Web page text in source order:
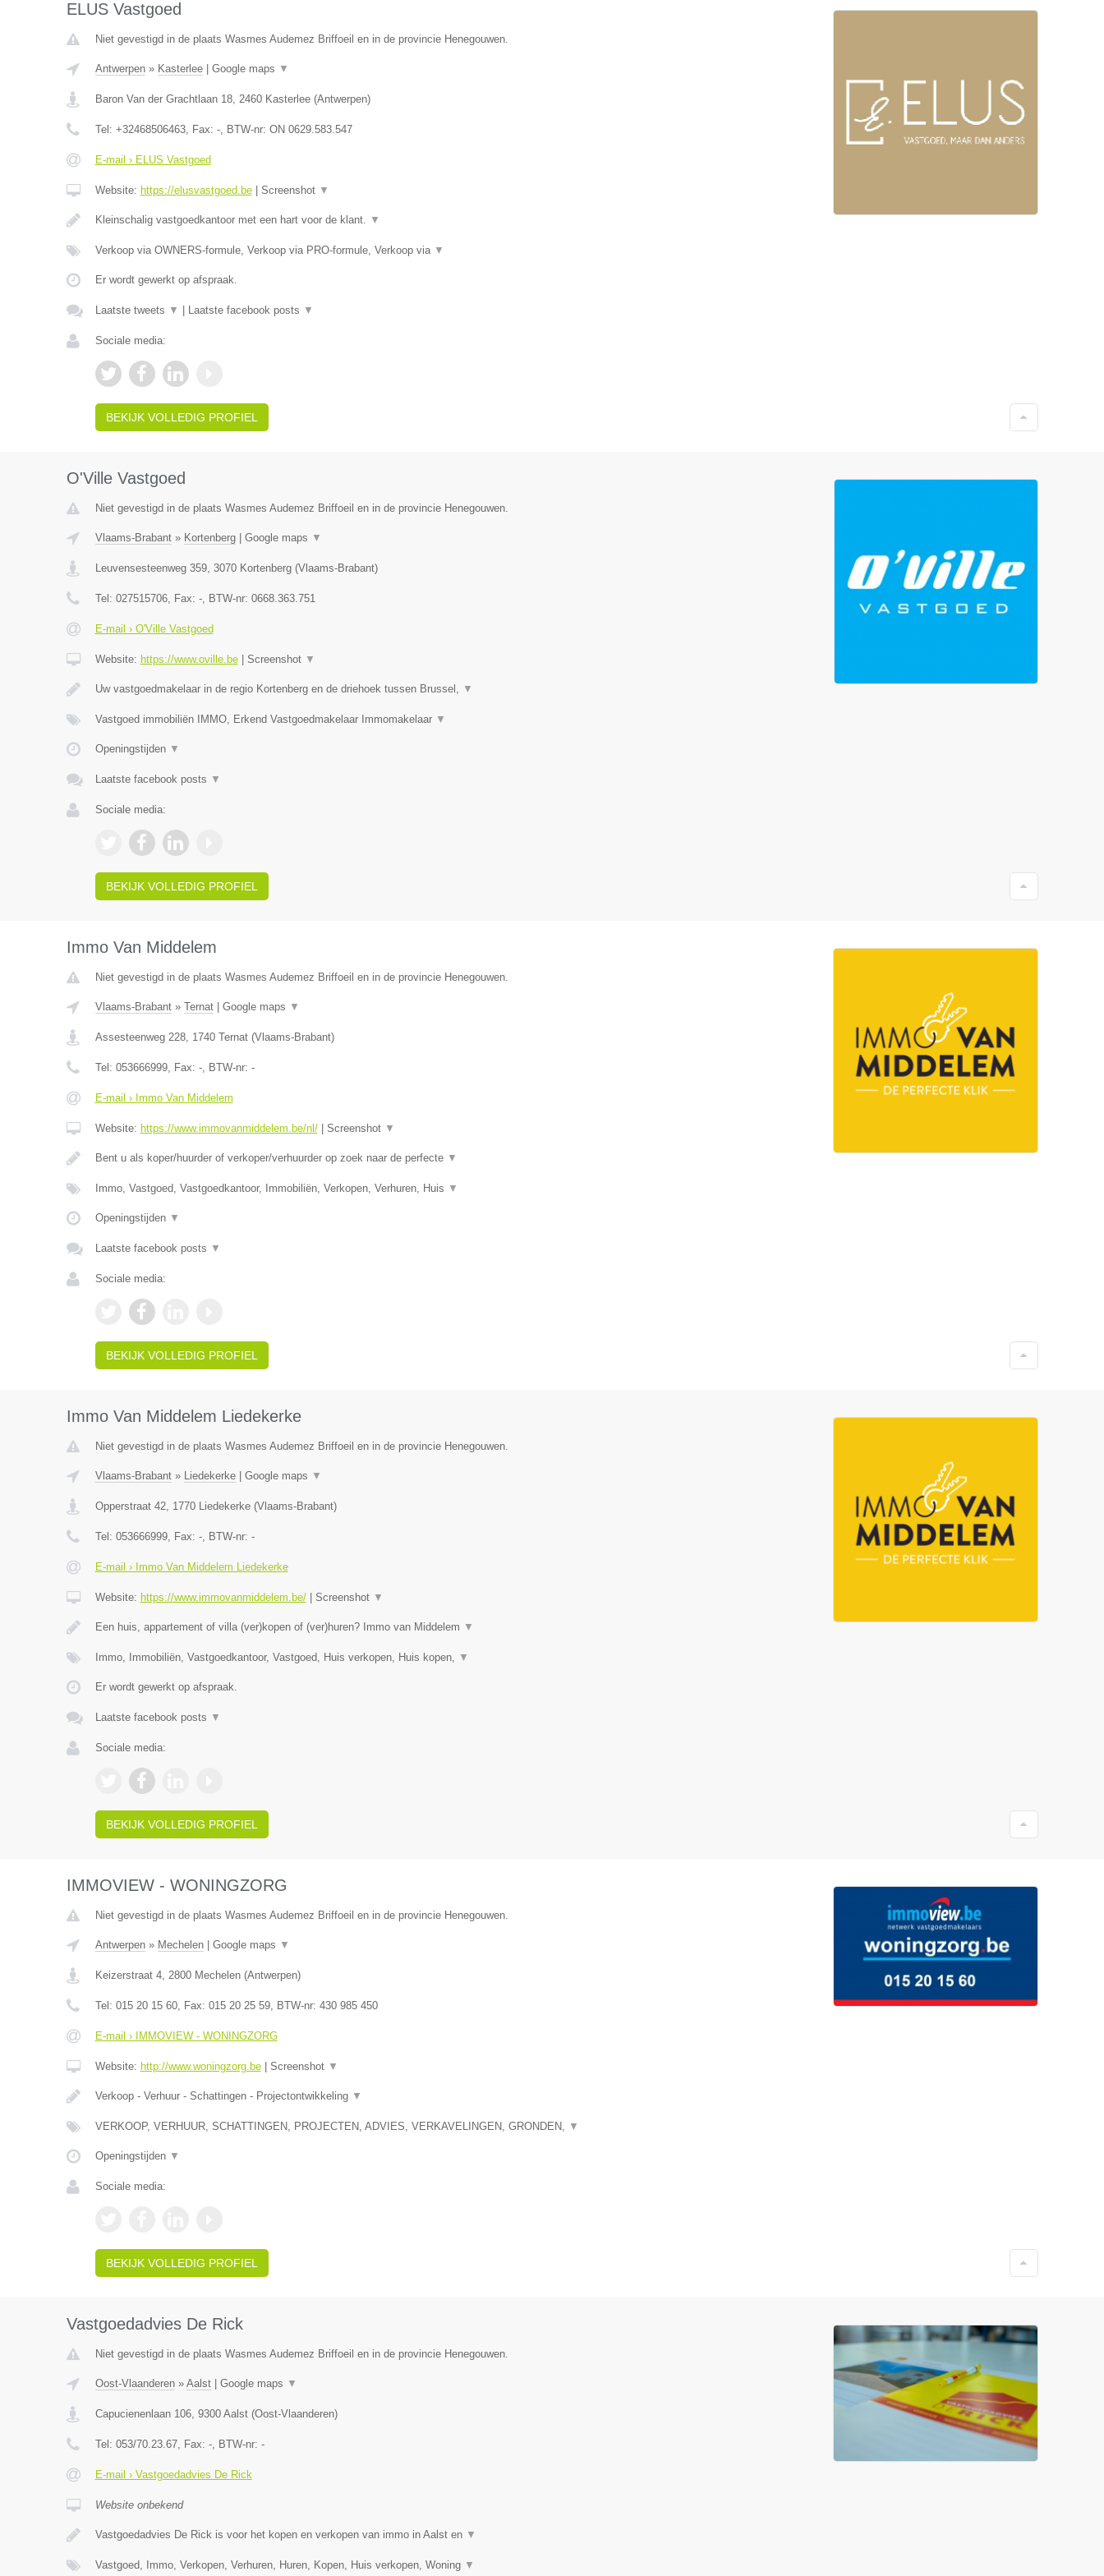
ELUS Vastgoed
Niet gevestigd in de plaats Wasmes Audemez Briffoeil en in de provincie Henegouwen.
Antwerpen» Kasterlee| Google maps ▼
Baron Van der Grachtlaan 18, 2460 Kasterlee(Antwerpen)
Tel: +32468506463, Fax: -, BTW-nr: ON 0629.583.547
E-mail › ELUS Vastgoed
Website: https://elusvastgoed.be| Screenshot ▼
Kleinschalig vastgoedkantoor met een hart voor de klant. ▼
Verkoop via OWNERS-formule, Verkoop via PRO-formule, Verkoop via ▼
Er wordt gewerkt op afspraak.
Laatste tweets ▼ Laatste facebook posts ▼
Sociale media:
BEKIJK VOLLEDIG PROFIEL
O'Ville Vastgoed
Niet gevestigd in de plaats Wasmes Audemez Briffoeil en in de provincie Henegouwen.
Vlaams-Brabant» Kortenberg| Google maps ▼
Leuvensesteenweg 359, 3070 Kortenberg(Vlaams-Brabant)
Tel: 027515706, Fax: -, BTW-nr: 0668.363.751
E-mail › O'Ville Vastgoed
Website: https://www.oville.be| Screenshot ▼
Uw vastgoedmakelaar in de regio Kortenberg en de driehoek tussen Brussel, ▼
Vastgoed immobiliën IMMO, Erkend Vastgoedmakelaar Immomakelaar ▼
Openingstijden ▼
Laatste facebook posts ▼
Sociale media:
BEKIJK VOLLEDIG PROFIEL
Immo Van Middelem
Niet gevestigd in de plaats Wasmes Audemez Briffoeil en in de provincie Henegouwen.
Vlaams-Brabant» Ternat| Google maps ▼
Assesteenweg 228, 1740 Ternat(Vlaams-Brabant)
Tel: 053666999, Fax: -, BTW-nr: -
E-mail › Immo Van Middelem
Website: https://www.immovanmiddelem.be/nl/| Screenshot ▼
Bent u als koper/huurder of verkoper/verhuurder op zoek naar de perfecte ▼
Immo, Vastgoed, Vastgoedkantoor, Immobiliën, Verkopen, Verhuren, Huis ▼
Openingstijden ▼
Laatste facebook posts ▼
Sociale media:
BEKIJK VOLLEDIG PROFIEL
Immo Van Middelem Liedekerke
Niet gevestigd in de plaats Wasmes Audemez Briffoeil en in de provincie Henegouwen.
Vlaams-Brabant» Liedekerke| Google maps ▼
Opperstraat 42, 1770 Liedekerke(Vlaams-Brabant)
Tel: 053666999, Fax: -, BTW-nr: -
E-mail › Immo Van Middelem Liedekerke
Website: https://www.immovanmiddelem.be/| Screenshot ▼
Een huis, appartement of villa (ver)kopen of (ver)huren? Immo van Middelem ▼
Immo, Immobiliën, Vastgoedkantoor, Vastgoed, Huis verkopen, Huis kopen, ▼
Er wordt gewerkt op afspraak.
Laatste facebook posts ▼
Sociale media:
BEKIJK VOLLEDIG PROFIEL
IMMOVIEW - WONINGZORG
Niet gevestigd in de plaats Wasmes Audemez Briffoeil en in de provincie Henegouwen.
Antwerpen» Mechelen| Google maps ▼
Keizerstraat 4, 2800 Mechelen(Antwerpen)
Tel: 015 20 15 60, Fax: 015 20 25 59, BTW-nr: 430 985 450
E-mail › IMMOVIEW - WONINGZORG
Website: http://www.woningzorg.be| Screenshot ▼
Verkoop - Verhuur - Schattingen - Projectontwikkeling ▼
VERKOOP, VERHUUR, SCHATTINGEN, PROJECTEN, ADVIES, VERKAVELINGEN, GRONDEN, ▼
Openingstijden ▼
Sociale media:
BEKIJK VOLLEDIG PROFIEL
Vastgoedadvies De Rick
Niet gevestigd in de plaats Wasmes Audemez Briffoeil en in de provincie Henegouwen.
Oost-Vlaanderen» Aalst| Google maps ▼
Capucienenlaan 106, 9300 Aalst(Oost-Vlaanderen)
Tel: 053/70.23.67, Fax: -, BTW-nr: -
E-mail › Vastgoedadvies De Rick
Website onbekend
Vastgoedadvies De Rick is voor het kopen en verkopen van immo in Aalst en ▼
Vastgoed, Immo, Verkopen, Verhuren, Huren, Kopen, Huis verkopen, Woning ▼